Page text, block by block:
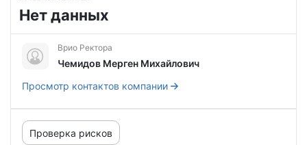
Нет данных
Врио Ректора
Чемидов Мерген Михайлович
Просмотр контактов компании
Проверка рисков